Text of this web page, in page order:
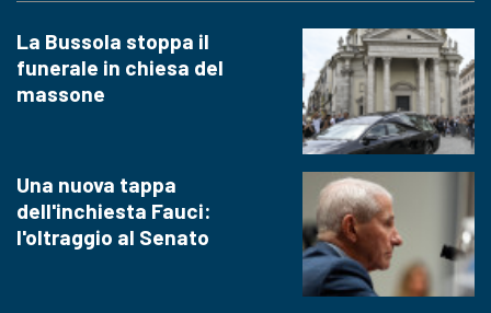
La Bussola stoppa il
funerale in chiesa del
massone
Una nuova tappa
dell'inchiesta Fauci:
l'oltraggio al Senato